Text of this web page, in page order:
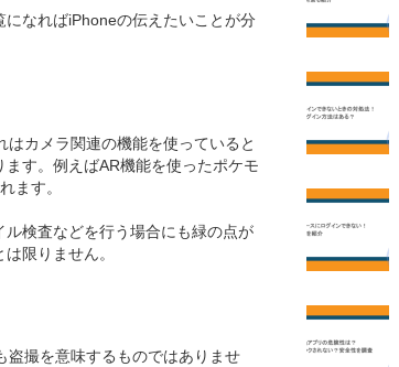
なればiPhoneの伝えたいことが分
カメラ関連の機能を使っていると
す。例えばAR機能を使ったポケモ
ます。
検査などを行う場合にも緑の点が
限りません。
盗撮を意味するものではありませ